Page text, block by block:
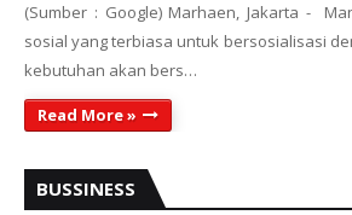
(Sumber : Google) Marhaen, Jakarta -
sosial yang terbiasa untuk bersosialisasi
kebutuhan akan bers…
Read More »
BUSSINESS